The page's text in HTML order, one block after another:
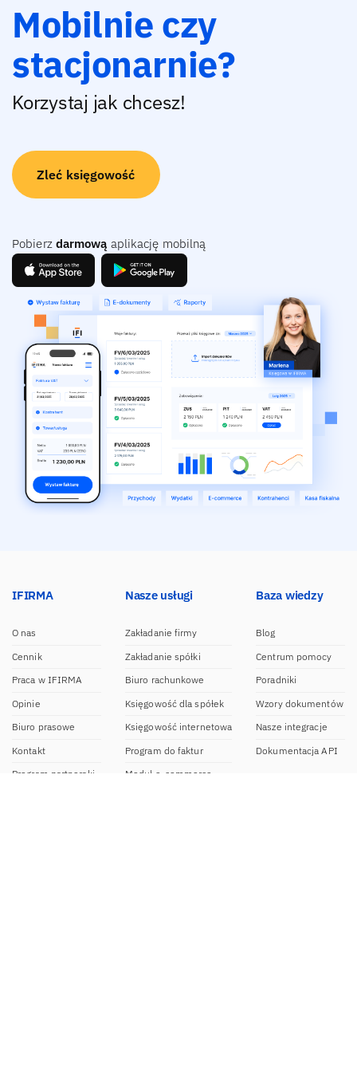
Mobilnie czy
stacjonarnie?
Korzystaj jak chcesz!
Zleć księgowość
Pobierz darmową aplikację mobilną
IFIRMA
O nas
Cennik
Praca w IFIRMA
Opinie
Biuro prasowe
Kontakt
Program partnerski
Nasze usługi
Zakładanie firmy
Zakładanie spółki
Biuro rachunkowe
Księgowość dla spółek
Księgowość internetowa
Program do faktur
Moduł e-commerce
Baza wiedzy
Blog
Centrum pomocy
Poradniki
Wzory dokumentów
Nasze integracje
Dokumentacja API